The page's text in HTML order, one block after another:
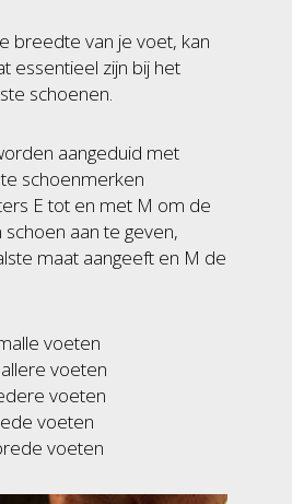
breedte van je voet, kan
essentieel zijn bij het
schoenen.
aangeduid met
schoenmerken
E tot en met M om de
aan te geven,
maat aangeeft en M de
voeten
voeten
voeten
voeten
voeten